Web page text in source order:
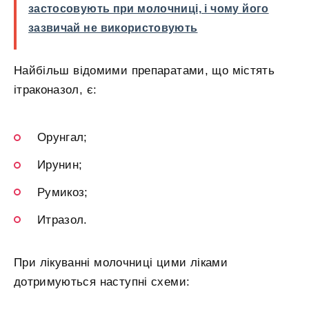
застосовують при молочниці, і чому його
зазвичай не використовують
Найбільш відомими препаратами, що містять
ітраконазол, є:
Орунгал;
Ирунин;
Румикоз;
Итразол.
При лікуванні молочниці цими ліками
дотримуються наступні схеми: